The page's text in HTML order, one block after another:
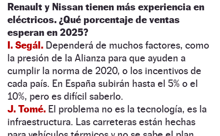
Renault y Nissan tienen más experiencia en
eléctricos. ¿Qué porcentaje de ventas
esperan en 2025?
I. Segál. Dependerá de muchos factores, como
la presión de la Alianza para que ayuden a
cumplir la norma de 2020, o los incentivos de
cada país. En España subirán hasta el 5% o el
10%, pero es difícil saberlo.
J. Tomé. El problema no es la tecnología, es la
infraestructura. Las carreteras están hechas